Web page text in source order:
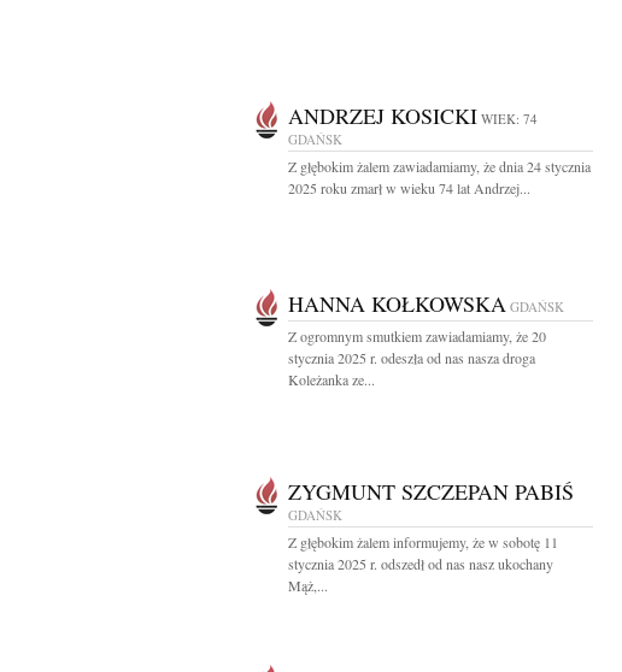
ANDRZEJ KOSICKI WIEK: 74
GDAŃSK
Z głębokim żalem zawiadamiamy, że dnia 24 stycznia
2025 roku zmarł w wieku 74 lat Andrzej...
HANNA KOŁKOWSKA GDAŃSK
Z ogromnym smutkiem zawiadamiamy, że 20
stycznia 2025 r. odeszła od nas nasza droga
Koleżanka ze...
ZYGMUNT SZCZEPAN PABIŚ
GDAŃSK
Z głębokim żalem informujemy, że w sobotę 11
stycznia 2025 r. odszedł od nas nasz ukochany
Mąż,...